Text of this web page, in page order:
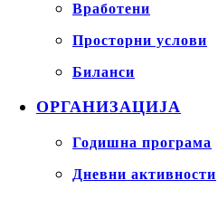
Вработени
Просторни услови
Биланси
ОРГАНИЗАЦИЈА
Годишна програма
Дневни активности